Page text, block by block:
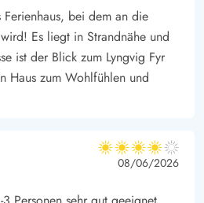
und schöne Dünen- und
Lage auf Holmsland Klit sind Sie
und dem Ringkøbing Fjord
Besuch in Ihrem Urlaub in Klegod
mit dem Auto oder über die
Gegend gut zu erreichen sind. Hier
Geschäften stöbern
bei dem an die
Es liegt in Strandnähe und
ist der Blick zum Lyngvig Fyr
Haus zum Wohlfühlen und
4 von 5
4 von 5
4 out of 5
08/06/2026